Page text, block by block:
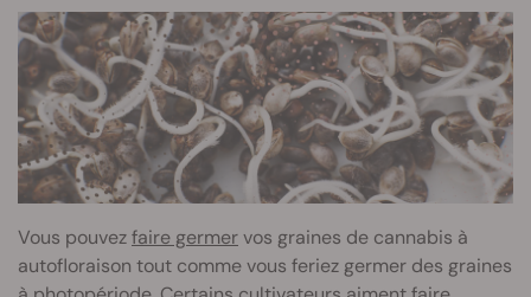
Vous pouvezfaire germervos graines de cannabis à
autofloraison tout comme vous feriez germer des graines